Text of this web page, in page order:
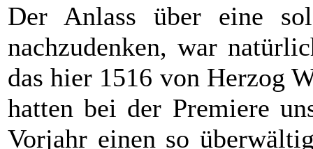
Der Anlass über eine
nachzudenken, war
das hier 1516 von Herzog
hatten bei der Premiere
Vorjahr einen so